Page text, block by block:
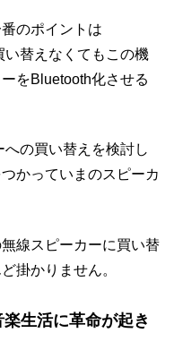
のポイントは
い替えなくてもこの機
をBluetooth化させる
の買い替えを検討し
かっていまのスピーカ
線スピーカーに買い替
掛かりません。
生活に革命が起き